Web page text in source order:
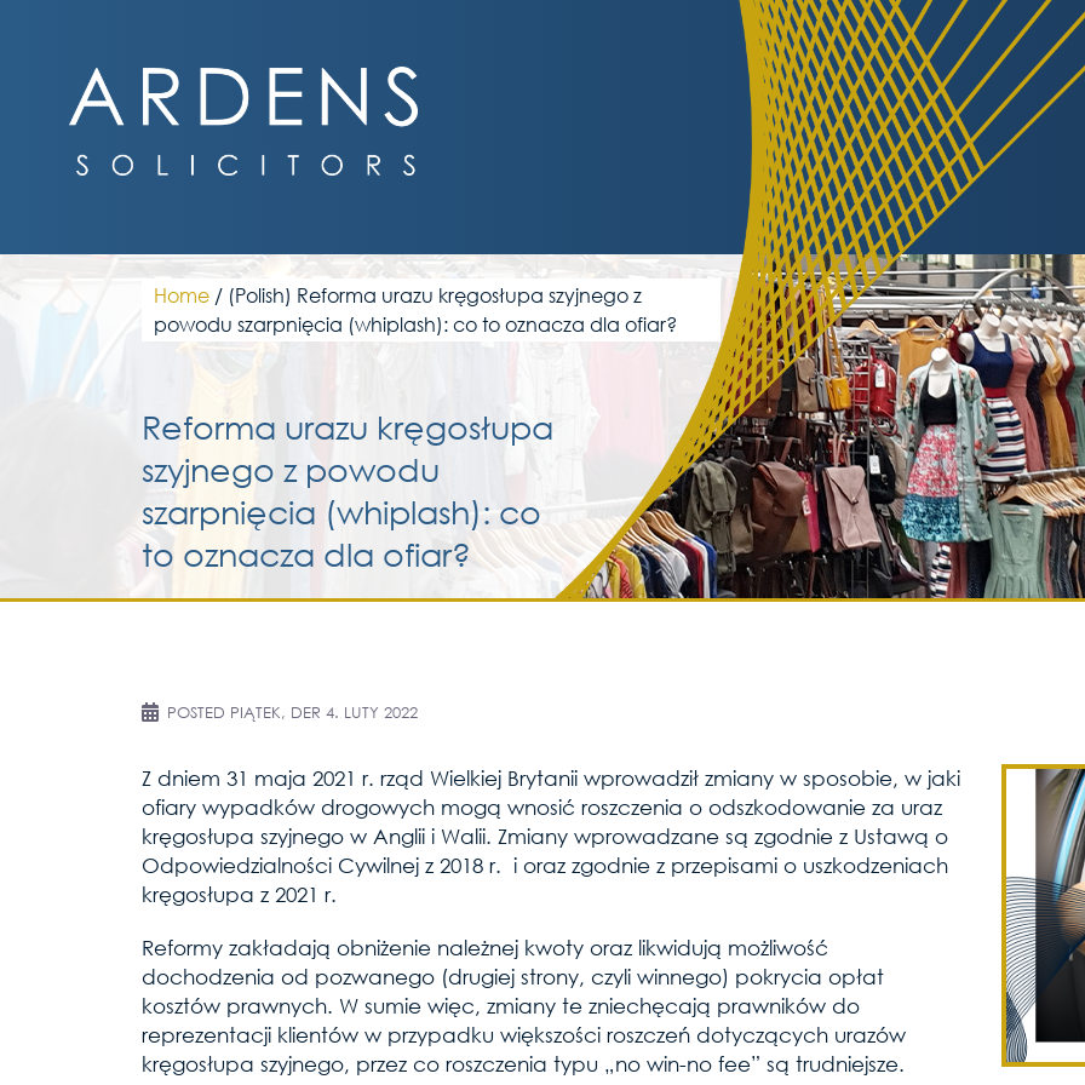
Home / (Polish) Reforma urazu kręgosłupa szyjnego z
powodu szarpnięcia (whiplash): co to oznacza dla ofiar?
Reforma urazu kręgosłupa
szyjnego z powodu
szarpnięcia (whiplash): co
to oznacza dla ofiar?
POSTED PIĄTEK, DER 4. LUTY 2022
Z dniem 31 maja 2021 r. rząd Wielkiej Brytanii wprowadził zmiany w sposobie, w jaki
ofiary wypadków drogowych mogą wnosić roszczenia o odszkodowanie za uraz
kręgosłupa szyjnego w Anglii i Walii. Zmiany wprowadzane są zgodnie z Ustawą o
Odpowiedzialności Cywilnej z 2018 r. i oraz zgodnie z przepisami o uszkodzeniach
kręgosłupa z 2021 r.
Reformy zakładają obniżenie należnej kwoty oraz likwidują możliwość
dochodzenia od pozwanego (drugiej strony, czyli winnego) pokrycia opłat
kosztów prawnych. W sumie więc, zmiany te zniechęcają prawników do
reprezentacji klientów w przypadku większości roszczeń dotyczących urazów
kręgosłupa szyjnego, przez co roszczenia typu „no win-no fee” są trudniejsze.